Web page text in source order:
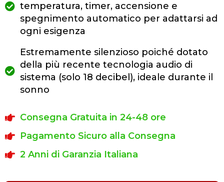
temperatura, timer, accensione e
spegnimento automatico per adattarsi ad
ogni esigenza
Estremamente silenzioso poiché dotato
della più recente tecnologia audio di
sistema (solo 18 decibel), ideale durante il
sonno
Consegna Gratuita in 24-48 ore
Pagamento Sicuro alla Consegna
2 Anni di Garanzia Italiana